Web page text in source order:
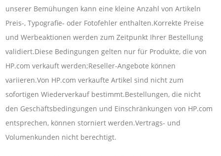
unserer Bemühungen kann eine kleine Anzahl von Artikeln
Preis-, Typografie- oder Fotofehler enthalten.Korrekte Preise
und Werbeaktionen werden zum Zeitpunkt Ihrer Bestellung
validiert.Diese Bedingungen gelten nur für Produkte, die von
HP.com verkauft werden;Reseller-Angebote können
variieren.Von HP.com verkaufte Artikel sind nicht zum
sofortigen Wiederverkauf bestimmt.Bestellungen, die nicht
den Geschäftsbedingungen und Einschränkungen von HP.com
entsprechen, können storniert werden.Vertrags- und
Volumenkunden nicht berechtigt.